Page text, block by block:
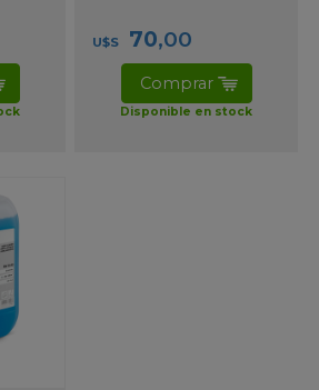
U$S 70,00
Disponible en stock
Comprar